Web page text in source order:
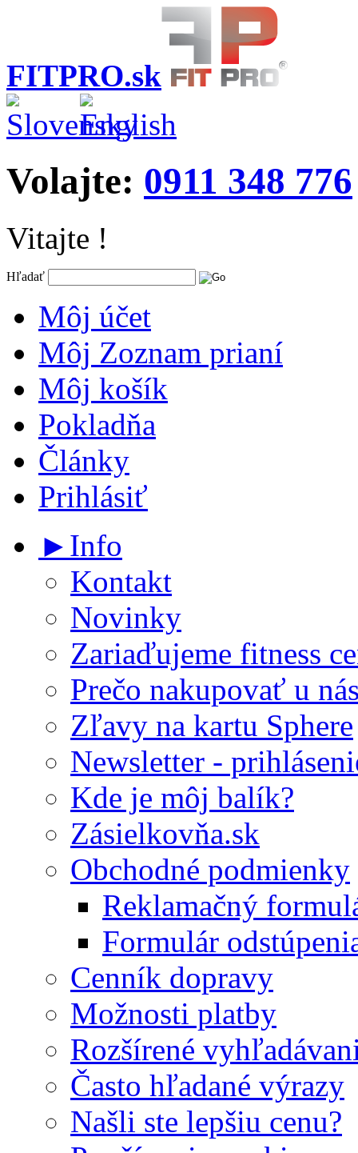
FITPRO.sk
Volajte: 0911 348 776
Vitajte !
Hľadať
Môj účet
Môj Zoznam prianí
Môj košík
Pokladňa
Články
Prihlásiť
►Info
Kontakt
Novinky
Zariaďujeme fitness
Prečo nakupovať u
Zľavy na kartu Sphere
Newsletter -
Kde je môj balík?
Zásielkovňa.sk
Obchodné podmienky
Reklamačný
Formulár
Cenník dopravy
Možnosti platby
Rozšírené
Často hľadané výrazy
Našli ste lepšiu cenu?